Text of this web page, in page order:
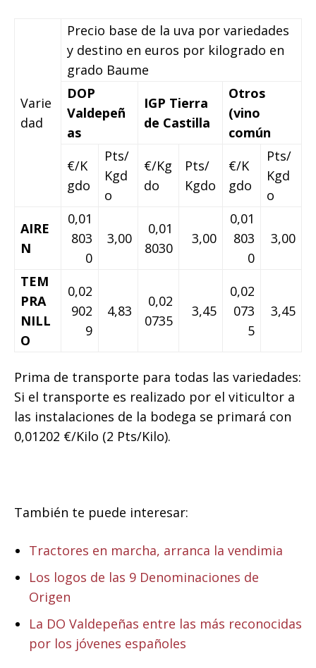
Varie
dad
Precio base de la uva por variedades
y destino en euros por kilogrado en
grado Baume
DOP
Valdepeñ
as
IGP Tierra
de Castilla
Otros
(vino
común
€/K
gdo
Pts/
Kgd
o
€/Kg
do
Pts/
Kgdo
€/K
gdo
Pts/
Kgd
o
AIRE
N
0,01
803
0
3,00
0,01
8030
3,00
0,01
803
0
3,00
TEM
PRA
NILL
O
0,02
902
9
4,83
0,02
0735
3,45
0,02
073
5
3,45
Prima de transporte para todas las variedades:
Si el transporte es realizado por el viticultor a
las instalaciones de la bodega se primará con
0,01202 €/Kilo (2 Pts/Kilo).
También te puede interesar:
Tractores en marcha, arranca la vendimia
Los logos de las 9 Denominaciones de
Origen
La DO Valdepeñas entre las más reconocidas
por los jóvenes españoles